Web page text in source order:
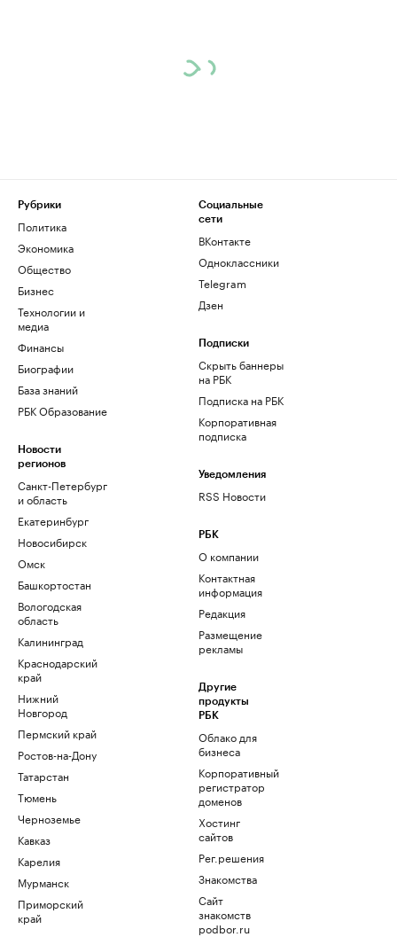
Рубрики
Политика
Экономика
Общество
Бизнес
Технологии и
медиа
Финансы
Биографии
База знаний
РБК Образование
Новости
регионов
Санкт-Петербург
и область
Екатеринбург
Новосибирск
Омск
Башкортостан
Вологодская
область
Калининград
Краснодарский
край
Нижний
Новгород
Пермский край
Ростов-на-Дону
Татарстан
Тюмень
Черноземье
Кавказ
Карелия
Мурманск
Приморский
край
Социальные
сети
ВКонтакте
Одноклассники
Telegram
Дзен
Подписки
Скрыть баннеры
на РБК
Подписка на РБК
Корпоративная
подписка
Уведомления
RSS Новости
РБК
О компании
Контактная
информация
Редакция
Размещение
рекламы
Другие
продукты
РБК
Облако для
бизнеса
Корпоративный
регистратор
доменов
Хостинг
сайтов
Рег.решения
Знакомства
Сайт
знакомств
podbor.ru